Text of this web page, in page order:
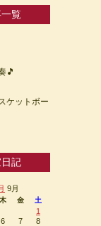
覧
🎵
ケットボー
記
9月
木 金 土
1
6 7
8